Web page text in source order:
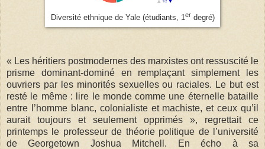
Diversité ethnique de Yale (étudiants, 1er degré)
« Les héritiers postmodernes des marxistes ont ressuscité le
prisme dominant-dominé en remplaçant simplement les
ouvriers par les minorités sexuelles ou raciales. Le but est
resté le même : lire le monde comme une éternelle bataille
entre l’homme blanc, colonialiste et machiste, et ceux qu’il
aurait toujours et seulement opprimés », regrettait ce
printemps le professeur de théorie politique de l’université
de Georgetown Joshua Mitchell. En écho à sa